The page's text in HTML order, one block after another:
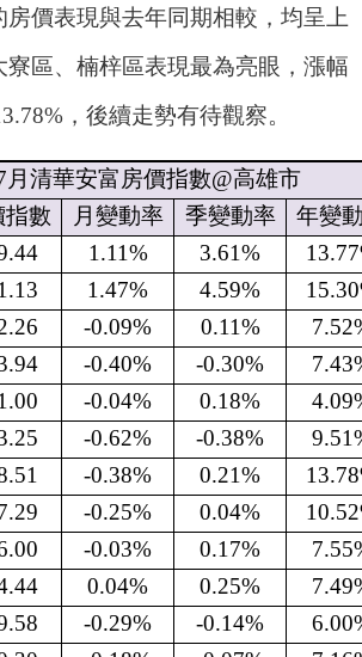
價表現與去年同期相較，均呈上
區、楠梓區表現最為亮眼，漲幅
，後續走勢有待觀察。
月清華安富房價指數@高雄市
指數 月變動率 季變動率
年變
1.11% 3.61%
1.47% 4.59%
-0.09% 0.11%
-0.40% -0.30%
-0.04% 0.18%
-0.62% -0.38%
-0.38% 0.21%
-0.25% 0.04%
-0.03% 0.17%
0.04% 0.25%
-0.29% -0.14%